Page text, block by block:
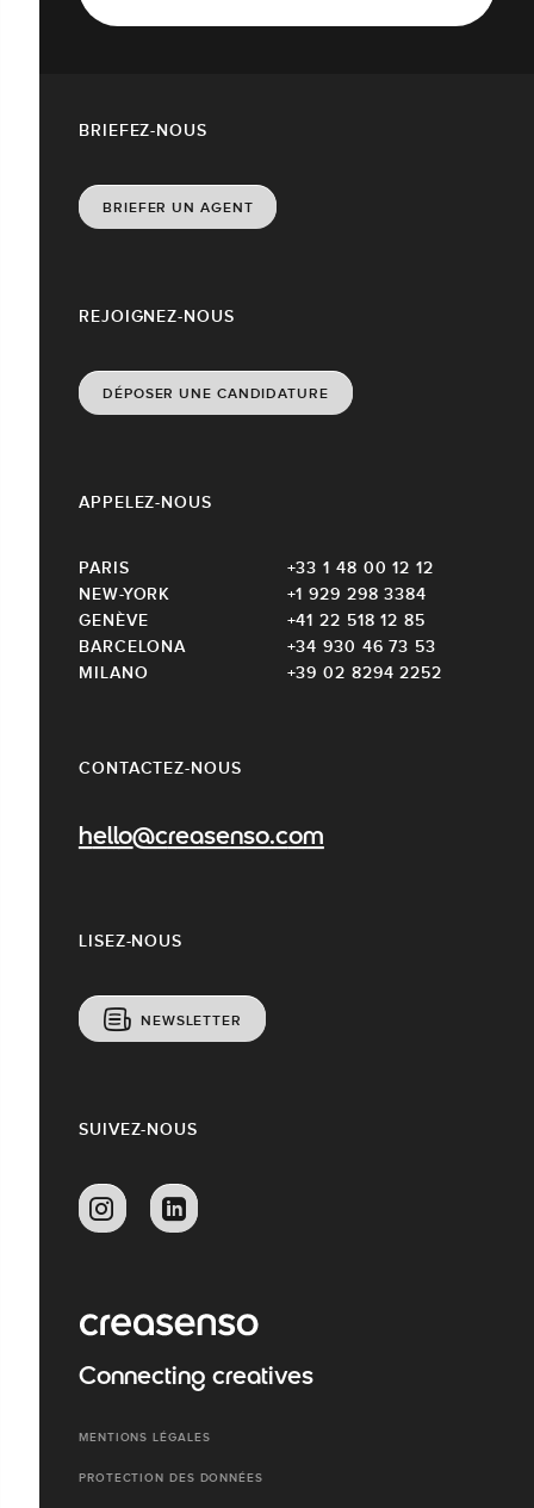
CONTACTEZ-NOUS
hello@creasenso.com
REJOIGNEZ-NOUS
DÉPOSER UNE CANDIDATURE
LISEZ-NOUS
NEWSLETTER
APPELEZ-NOUS
PARIS
+33 1 48 00 12 12
NEW-YORK
+1 929 298 3384
GENÈVE
+41 22 518 12 85
BARCELONA
+34 930 46 73 53
MILANO
+39 02 8294 2252
BRIEFEZ-NOUS
BRIEFER UN AGENT
SUIVEZ-NOUS
Connecting creatives
MENTIONS LÉGALES
PROTECTION DES DONNÉES